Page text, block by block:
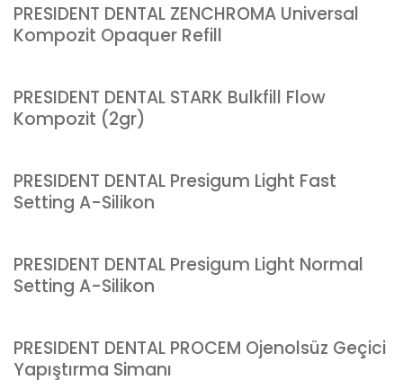
PRESIDENT DENTAL ZENCHROMA Universal
Kompozit Opaquer Refill
PRESIDENT DENTAL STARK Bulkfill Flow
Kompozit (2gr)
PRESIDENT DENTAL Presigum Light Fast
Setting A-Silikon
PRESIDENT DENTAL Presigum Light Normal
Setting A-Silikon
PRESIDENT DENTAL PROCEM Ojenolsüz Geçici
Yapıştırma Simanı